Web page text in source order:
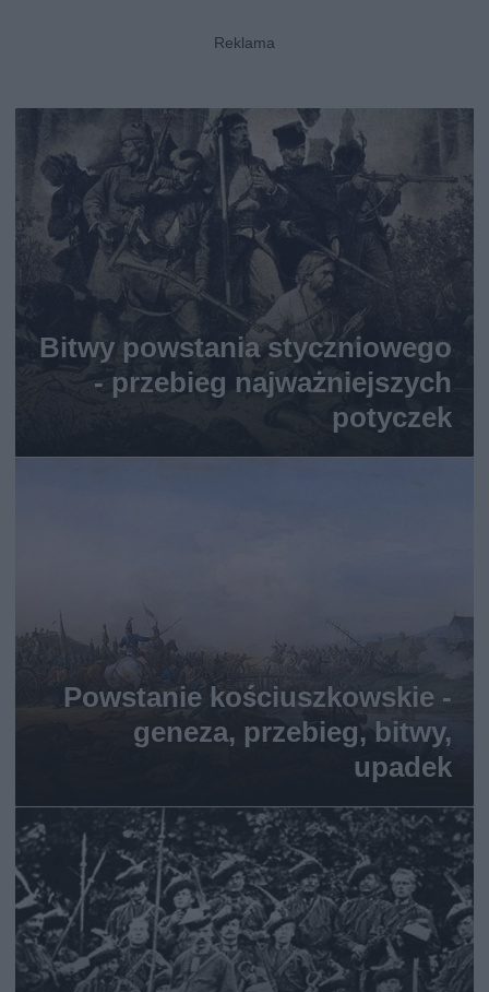
Bitwy powstania styczniowego
- przebieg najważniejszych
potyczek
Powstanie kościuszkowskie -
geneza, przebieg, bitwy,
upadek